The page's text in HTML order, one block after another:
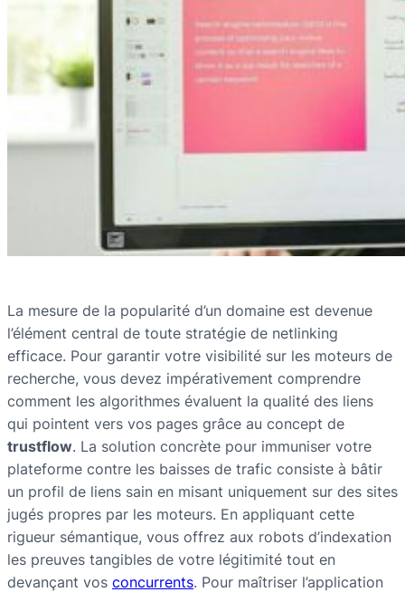
La mesure de la popularité d’un domaine est devenue
l’élément central de toute stratégie de netlinking
efficace. Pour garantir votre visibilité sur les moteurs de
recherche, vous devez impérativement comprendre
comment les algorithmes évaluent la qualité des liens
qui pointent vers vos pages grâce au concept de
trustflow. La solution concrète pour immuniser votre
plateforme contre les baisses de trafic consiste à bâtir
un profil de liens sain en misant uniquement sur des sites
jugés propres par les moteurs. En appliquant cette
rigueur sémantique, vous offrez aux robots d’indexation
les preuves tangibles de votre légitimité tout en
devançant vos concurrents. Pour maîtriser l’application